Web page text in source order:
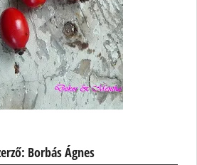
Borbás Ágnes